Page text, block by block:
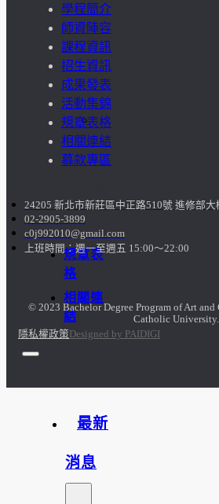
外
活
動
訪
談
規章表
格
相關連
結
最新
消息
學程簡介
師資陣容
課程資訊
招生資訊
成果發表
活動集錦
規章表格
相關連結
募款專區
24205 新北市新莊區中正路510號 進修部大
02-2905-3899
c0j992010@gmail.com
上班時間：週一至週五 15:00～22:00
© 2023 Bachelor Degree Program of Art and
Catholic University.
隱私權政策 Designed by PAIDIGI